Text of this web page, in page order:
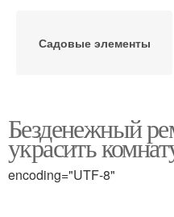
Садовые элементы
Безденежный
украсить
encoding="UTF-8"